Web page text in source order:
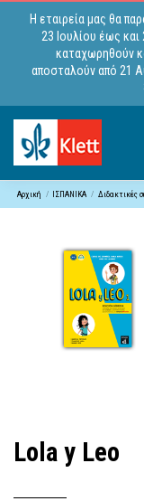
Η εταιρεία μας θα
23 Ιουλίου έως
καταχωρηθούν
αποσταλούν από 21
Αρχική ΙΣΠΑΝΙΚΑ Διδακτικές
Lola y Leo